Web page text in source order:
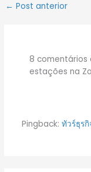
← Post anterior
8 comentários
estações na
Pingback: ทัวร์ธุร